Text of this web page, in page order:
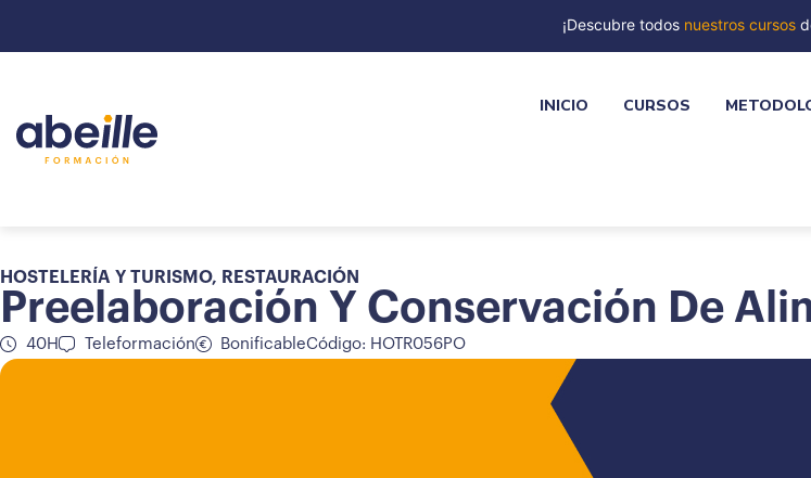
¡Descubre todos nuestros cursos
INICIO CURSOS
HOSTELERÍA Y TURISMO, RESTAURACIÓN
Preelaboración Y Conservación De
40H Teleformación BonificableCódigo: HOTR056PO